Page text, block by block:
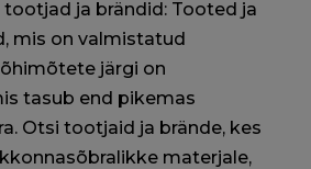
ja brändid: Tooted ja
mis on valmistatud
järgi on
tasub end pikemas
Otsi tootjaid ja brände, kes
materjale,